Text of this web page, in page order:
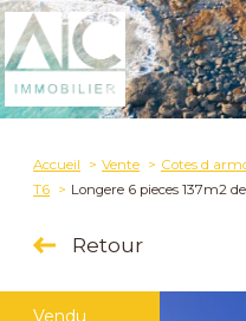
Accueil
Accueil Vente Cotes d
T6
Longere 6 pieces 137m2
Retour
Vendu